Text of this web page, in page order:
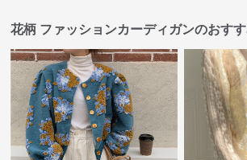
花柄 ファッションカーディガンのおす